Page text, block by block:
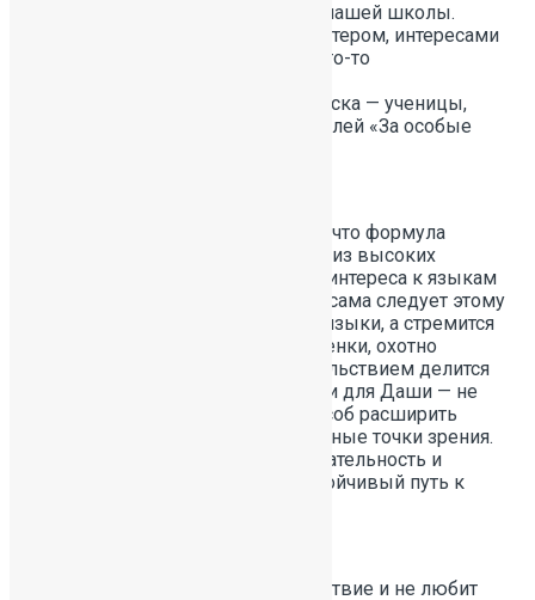
Эти девушки — настоящая элита нашей школы.
Каждая из них — личность с характером, интересами
и большим желанием узнавать что-то
Гордость 55-го юбилейного выпуска — ученицы,
ставшие обладательницами медалей «За особые
Быкова Дарья твёрдо убеждена, что формула
настоящего успеха складывается из высоких
достижений в учёбе, искреннего интереса к языкам
и настоящей любви к книгам — и сама следует этому
принципу. Она не просто изучает языки, а стремится
почувствовать их структуру и оттенки, охотно
участвует в дискуссиях и с удовольствием делится
находками из прочитанного. Книги для Даши — не
только источник знаний, но и способ расширить
кругозор, научиться понимать разные точки зрения.
Даша — пример того, как любознательность и
трудолюбие складываются в устойчивый путь к
Кобылинская Анна ценит спокойствие и не любит